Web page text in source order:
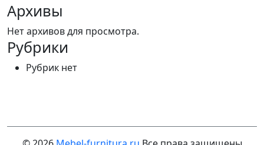
Архивы
Нет архивов для просмотра.
Рубрики
Рубрик нет